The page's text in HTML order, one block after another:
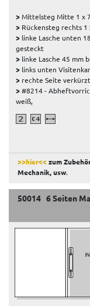
>Mittelsteg Mitte 1 x
> Rückensteg rechts 1
> linke Lasche unten
gesteckt
> linke Lasche 45 mm
> links unten
> rechte Seite
>#8214 -
weiß,
>>hier<<zum
Mechanik, usw.
50014 6 Seiten